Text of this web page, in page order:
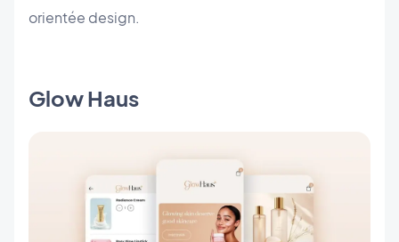
orientée design.
Glow Haus